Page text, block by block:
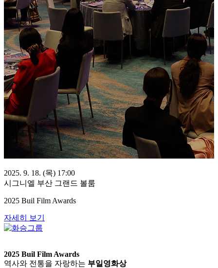
2025. 9. 18. (목) 17:00
시그니엘 부산 그랜드 볼룸
2025 Buil Film Awards
자세히 보기
2025 Buil Film Awards
역사와 전통을 자랑하는 부일영화상